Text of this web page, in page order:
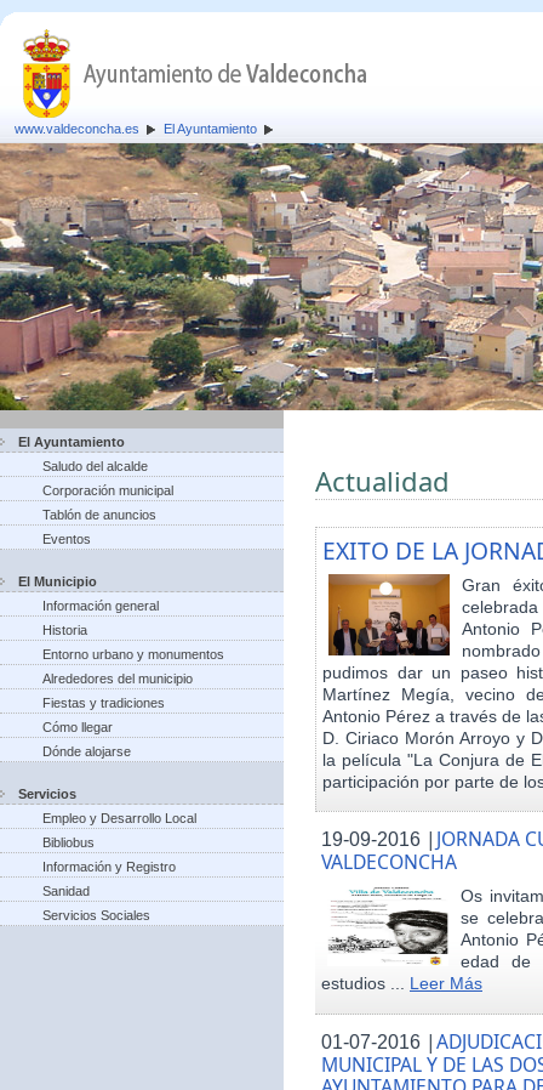
www.valdeconcha.es El Ayuntamiento
El Ayuntamiento
Saludo del alcalde
Corporación municipal
Tablón de anuncios
Eventos
El Municipio
Información general
Historia
Entorno urbano y monumentos
Alrededores del municipio
Fiestas y tradiciones
Cómo llegar
Dónde alojarse
Servicios
Empleo y Desarrollo Local
Bibliobus
Información y Registro
Sanidad
Servicios Sociales
Actualidad
EXITO DE LA
Gran
Antonio
pudimos dar un paseo
Martínez Megía, vecino
Antonio Pérez a través de
D. Ciriaco Morón Arroyo y
la película "La Conjura de
participación por parte de
19-09-2016 | JORNADA
VALDECONCHA
Os
se
Antonio
edad de
estudios ... Leer Más
01-07-2016 |
MUNICIPAL Y DE LAS